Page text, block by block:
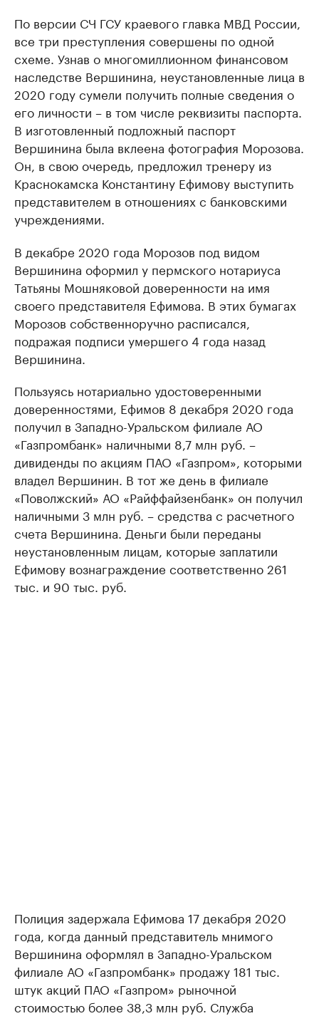
По версии СЧ ГСУ краевого главка МВД России,
все три преступления совершены по одной
схеме. Узнав о многомиллионном финансовом
наследстве Вершинина, неустановленные лица в
2020 году сумели получить полные сведения о
его личности – в том числе реквизиты паспорта.
В изготовленный подложный паспорт
Вершинина была вклеена фотография Морозова.
Он, в свою очередь, предложил тренеру из
Краснокамска Константину Ефимову выступить
представителем в отношениях с банковскими
учреждениями.
В декабре 2020 года Морозов под видом
Вершинина оформил у пермского нотариуса
Татьяны Мошняковой доверенности на имя
своего представителя Ефимова. В этих бумагах
Морозов собственноручно расписался,
подражая подписи умершего 4 года назад
Вершинина.
Пользуясь нотариально удостоверенными
доверенностями, Ефимов 8 декабря 2020 года
получил в Западно-Уральском филиале АО
«Газпромбанк» наличными 8,7 млн руб. –
дивиденды по акциям ПАО «Газпром», которыми
владел Вершинин. В тот же день в филиале
«Поволжский» АО «Райффайзенбанк» он получил
наличными 3 млн руб. – средства с расчетного
счета Вершинина. Деньги были переданы
неустановленным лицам, которые заплатили
Ефимову вознаграждение соответственно 261
тыс. и 90 тыс. руб.
Полиция задержала Ефимова 17 декабря 2020
года, когда данный представитель мнимого
Вершинина оформлял в Западно-Уральском
филиале АО «Газпромбанк» продажу 181 тыс.
штук акций ПАО «Газпром» рыночной
стоимостью более 38,3 млн руб. Служба